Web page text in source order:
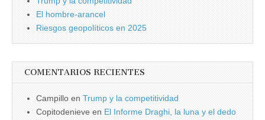
El hombre-arancel
Riesgos geopolíticos en 2025
COMENTARIOS RECIENTES
Campillo en Trump y la competitividad
Copitodenieve en El Informe Draghi, la luna y el dedo